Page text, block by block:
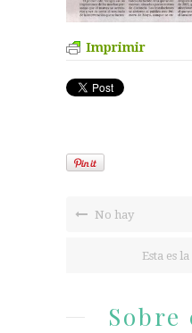
Imprimir
No hay
Esta es